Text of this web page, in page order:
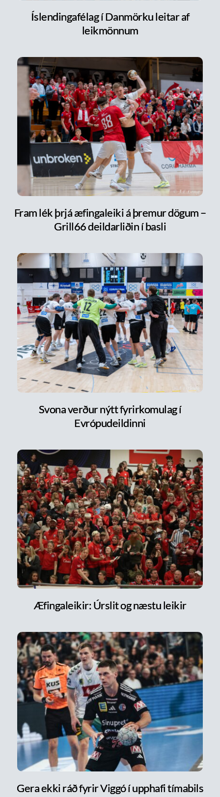
Íslendingafélag í Danmörku leitar af
leikmönnum
Fram lék þrjá æfingaleiki á þremur dögum –
Grill66 deildarliðin í basli
Svona verður nýtt fyrirkomulag í
Evrópudeildinni
Æfingaleikir: Úrslit og næstu leikir
Gera ekki ráð fyrir Viggó í upphafi tímabils